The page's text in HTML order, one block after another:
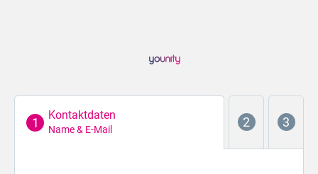
Kontaktdaten
Name & E-Mail